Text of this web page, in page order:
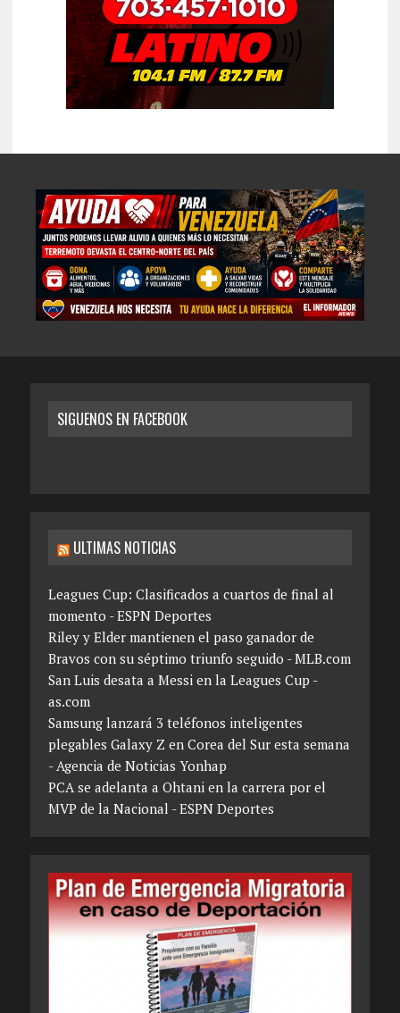
SIGUENOS EN FACEBOOK
ULTIMAS NOTICIAS
Leagues Cup: Clasificados a cuartos de final al
momento - ESPN Deportes
Riley y Elder mantienen el paso ganador de
Bravos con su séptimo triunfo seguido - MLB.com
San Luis desata a Messi en la Leagues Cup -
as.com
Samsung lanzará 3 teléfonos inteligentes
plegables Galaxy Z en Corea del Sur esta semana
- Agencia de Noticias Yonhap
PCA se adelanta a Ohtani en la carrera por el
MVP de la Nacional - ESPN Deportes